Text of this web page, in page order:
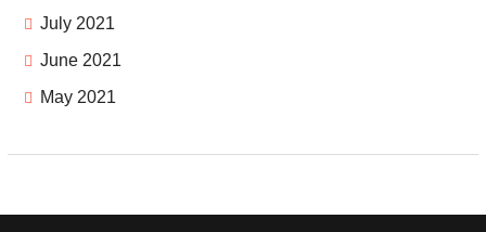
July 2021
June 2021
May 2021